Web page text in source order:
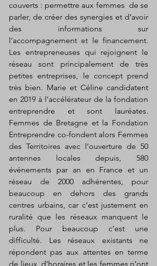
couverts : permettre aux femmes  de se
parler, de créer des synergies et d’avoir
des informations sur
l’accompagnement et le financement.
Les entrepreneuses qui rejoignent le
réseau sont principalement de très
petites entreprises, le concept prend
très bien. Marie et Céline candidatent
en 2019 à l’accélérateur de la fondation
entreprendre et sont lauréates.
Femmes de Bretagne et la Fondation
Entreprendre co-fondent alors Femmes
des Territoires avec l’ouverture de 50
antennes locales depuis, 580
événements par an en France et un
réseau de 2000 adhérentes, pour
beaucoup en dehors des grands
centres urbains, car c’est justement en
ruralité que les réseaux manquent le
plus. Pour beaucoup c’est une
difficulté. Les réseaux existants ne
répondent pas aux attentes en terme
de lieux, d’horaires et les femmes n’ont